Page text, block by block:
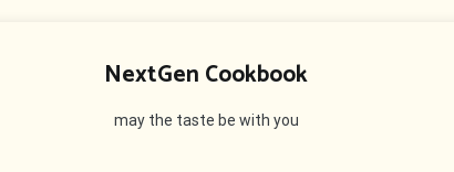
NextGen Cookbook
may the taste be with you